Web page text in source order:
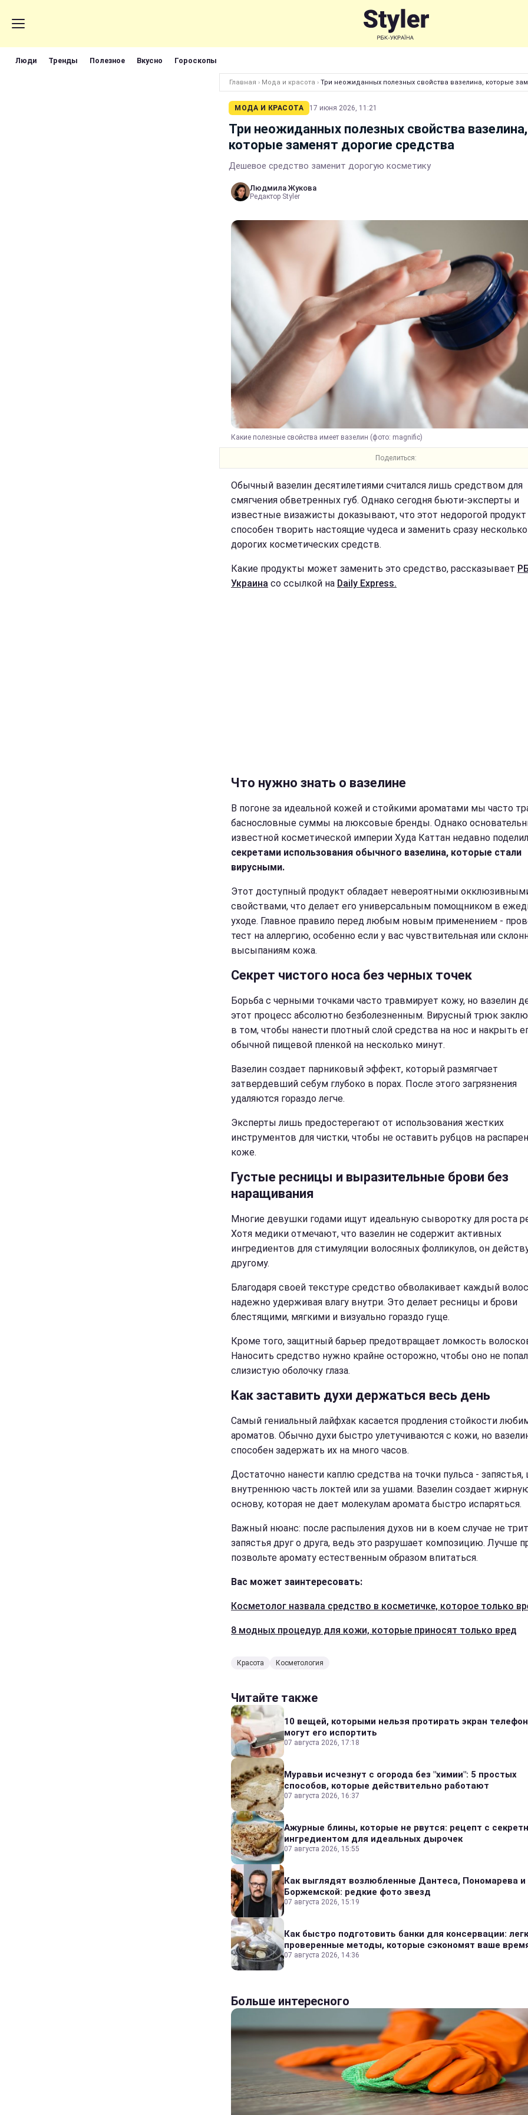
Люди Тренды Полезное Вкусно Гороскопы
Главная › Мода и красота › Три неожиданных полезных свойства вазелина, которые
МОДА И КРАСОТА 17 июня 2026, 11:21
Три неожиданных полезных свойства вазелина,
которые заменят дорогие средства
Дешевое средство заменит дорогую косметику
Людмила Жукова
Редактор Styler
Какие полезные свойства имеет вазелин (фото: magnific)
Поделиться:
Обычный вазелин десятилетиями считался лишь средством для
смягчения обветренных губ. Однако сегодня бьюти-эксперты и
известные визажисты доказывают, что этот недорогой продукт
способен творить настоящие чудеса и заменить сразу несколько
дорогих косметических средств.
Какие продукты может заменить это средство, рассказывает
Украина со ссылкой на Daily Express.
Что нужно знать о вазелине
В погоне за идеальной кожей и стойкими ароматами мы часто
баснословные суммы на люксовые бренды. Однако
известной косметической империи Худа Каттан недавно
секретами использования обычного вазелина, которые стали
вирусными.
Этот доступный продукт обладает невероятными
свойствами, что делает его универсальным помощником в
уходе. Главное правило перед любым новым применением -
тест на аллергию, особенно если у вас чувствительная или
высыпаниям кожа.
Секрет чистого носа без черных точек
Борьба с черными точками часто травмирует кожу, но вазелин
этот процесс абсолютно безболезненным. Вирусный трюк
в том, чтобы нанести плотный слой средства на нос и накрыть
обычной пищевой пленкой на несколько минут.
Вазелин создает парниковый эффект, который размягчает
затвердевший себум глубоко в порах. После этого загрязнения
удаляются гораздо легче.
Эксперты лишь предостерегают от использования жестких
инструментов для чистки, чтобы не оставить рубцов на
коже.
Густые ресницы и выразительные брови без
наращивания
Многие девушки годами ищут идеальную сыворотку для роста
Хотя медики отмечают, что вазелин не содержит активных
ингредиентов для стимуляции волосяных фолликулов, он
другому.
Благодаря своей текстуре средство обволакивает каждый
надежно удерживая влагу внутри. Это делает ресницы и брови
блестящими, мягкими и визуально гораздо гуще.
Кроме того, защитный барьер предотвращает ломкость
Наносить средство нужно крайне осторожно, чтобы оно не
слизистую оболочку глаза.
Как заставить духи держаться весь день
Самый гениальный лайфхак касается продления стойкости
ароматов. Обычно духи быстро улетучиваются с кожи, но
способен задержать их на много часов.
Достаточно нанести каплю средства на точки пульса -
внутреннюю часть локтей или за ушами. Вазелин создает
основу, которая не дает молекулам аромата быстро испаряться.
Важный нюанс: после распыления духов ни в коем случае не
запястья друг о друга, ведь это разрушает композицию. Лучше
позвольте аромату естественным образом впитаться.
Вас может заинтересовать:
Косметолог назвала средство в косметичке, которое только
8 модных процедур для кожи, которые приносят только вред
Красота Косметология
Читайте также
10 вещей, которыми нельзя протирать экран
могут его испортить
07 августа 2026, 17:18
Муравьи исчезнут с огорода без "химии": 5 простых
способов, которые действительно работают
07 августа 2026, 16:37
Ажурные блины, которые не рвутся: рецепт с
ингредиентом для идеальных дырочек
07 августа 2026, 15:55
Как выглядят возлюбленные Дантеса, Пономарева и
Боржемской: редкие фото звезд
07 августа 2026, 15:19
Как быстро подготовить банки для консервации:
проверенные методы, которые сэкономят ваше
07 августа 2026, 14:36
Больше интересного